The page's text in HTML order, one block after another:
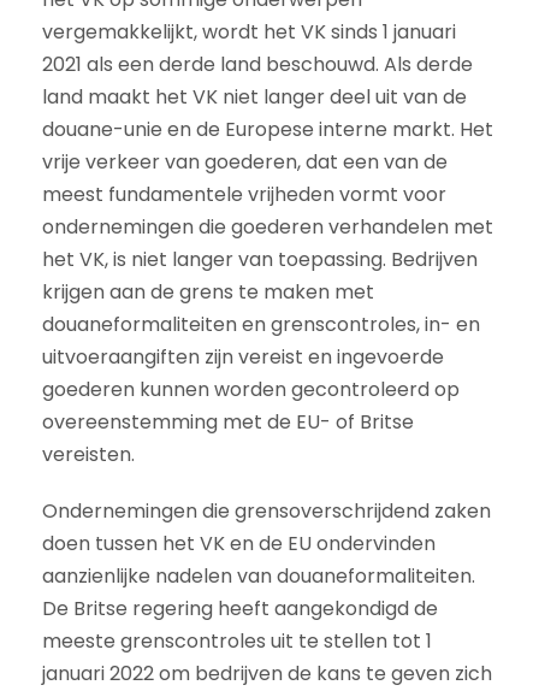
vergemakkelijkt, wordt het VK sinds 1 januari
2021 als een derde land beschouwd. Als derde
land maakt het VK niet langer deel uit van de
douane-unie en de Europese interne markt. Het
vrije verkeer van goederen, dat een van de
meest fundamentele vrijheden vormt voor
ondernemingen die goederen verhandelen met
het VK, is niet langer van toepassing. Bedrijven
krijgen aan de grens te maken met
douaneformaliteiten en grenscontroles, in- en
uitvoeraangiften zijn vereist en ingevoerde
goederen kunnen worden gecontroleerd op
overeenstemming met de EU- of Britse
vereisten.
Ondernemingen die grensoverschrijdend zaken
doen tussen het VK en de EU ondervinden
aanzienlijke nadelen van douaneformaliteiten.
De Britse regering heeft aangekondigd de
meeste grenscontroles uit te stellen tot 1
januari 2022 om bedrijven de kans te geven zich